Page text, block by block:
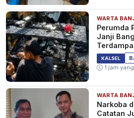
WARTA
Perumda
Janji
Teluk
KALSEL
1 jam
WARTA
Narkoba
Catatan